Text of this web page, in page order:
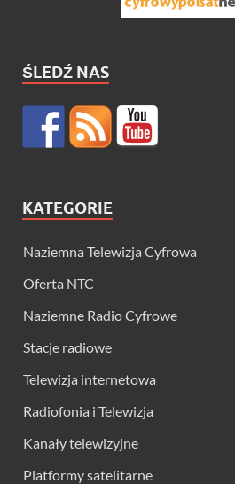
ŚLEDŹ NAS
KATEGORIE
Naziemna Telewizja Cyfrowa
Oferta NTC
Naziemne Radio Cyfrowe
Stacje radiowe
Telewizja internetowa
Radiofonia i Telewizja
Kanały telewizyjne
Platformy satelitarne